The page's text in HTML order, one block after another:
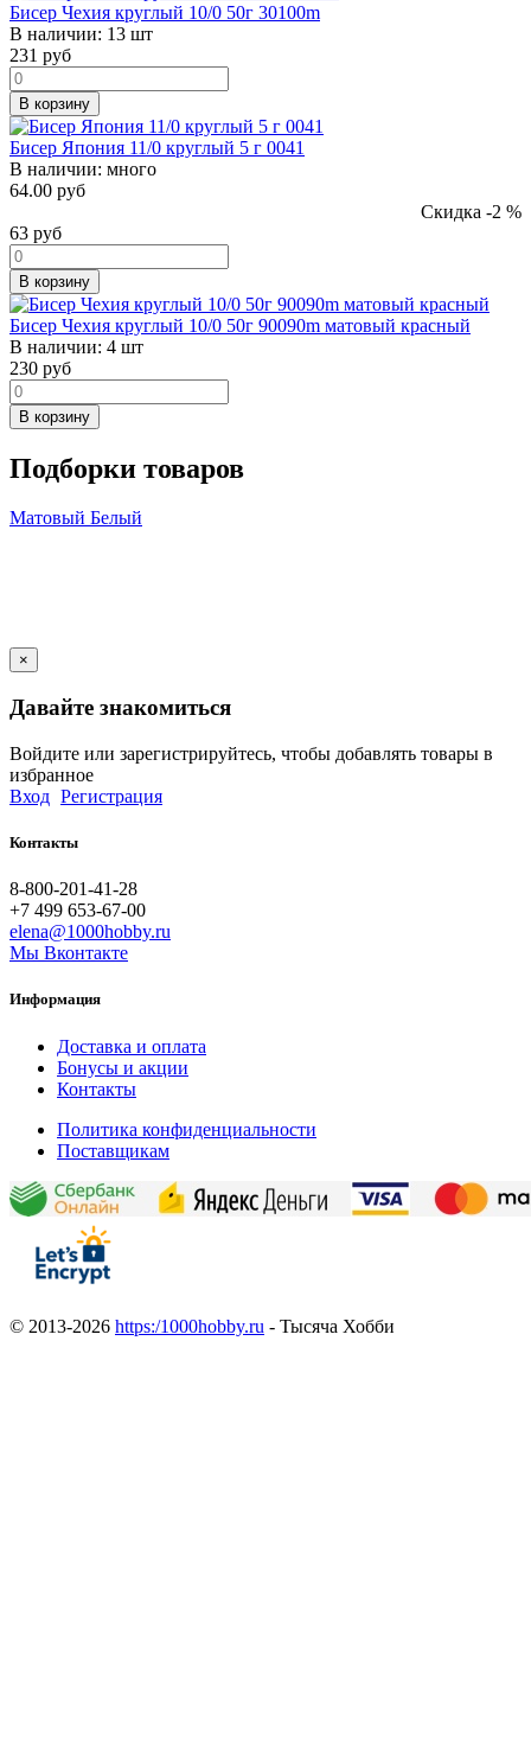
Бисер Чехия круглый 10/0 50г 30100m
В наличии: 13 шт
231 руб
В корзину
Бисер Япония 11/0 круглый 5 г 0041
В наличии: много
64.00 руб
Скидка -2 %
63 руб
В корзину
Бисер Чехия круглый 10/0 50г 90090m матовый красный
В наличии: 4 шт
230 руб
В корзину
Подборки товаров
Матовый Белый
×
Давайте знакомиться
Войдите или зарегистрируйтесь, чтобы добавлять товары в
избранное
Вход Регистрация
Контакты
8-800-201-41-28
+7 499 653-67-00
elena@1000hobby.ru
Мы Вконтакте
Информация
Доставка и оплата
Бонусы и акции
Контакты
Политика конфиденциальности
Поставщикам
© 2013-2026 https:/1000hobby.ru - Тысяча Хобби